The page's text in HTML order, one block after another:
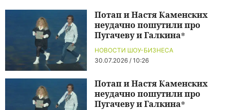
НОВОСТИ ШОУ-БИЗНЕСА
30.07.2026 / 10:26
Потап и Настя Каменских
неудачно пошутили про
Пугачеву и Галкина*
Потап и Настя Каменских
неудачно пошутили про
Пугачеву и Галкина*